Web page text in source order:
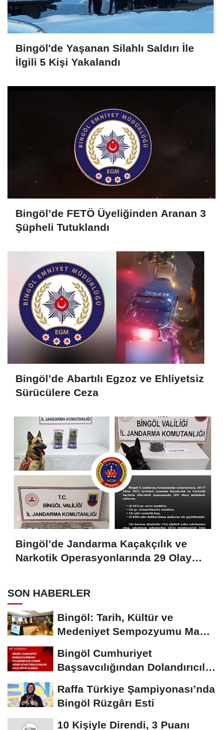
Bingöl'de Yaşanan Silahlı Saldırı İle
İlgili 5 Kişi Yakalandı
Bingöl’de FETÖ Üyeliğinden Aranan 3
Şüpheli Tutuklandı
Bingöl’de Abartılı Egzoz ve Ehliyetsiz
Sürücülere Ceza
Bingöl’de Jandarma Kaçakçılık ve
Narkotik Operasyonlarında 29 Olaya
SON HABERLER
Bingöl: Tarih, Kültür ve
Medeniyet Sempozyumu Mayıs
Bingöl Cumhuriyet
Başsavcılığından Dolandırıcılık
Raffa Türkiye Şampiyonası’nda
Bingöl Rüzgârı Esti
10 Kişiyle Direndi, 3 Puanı